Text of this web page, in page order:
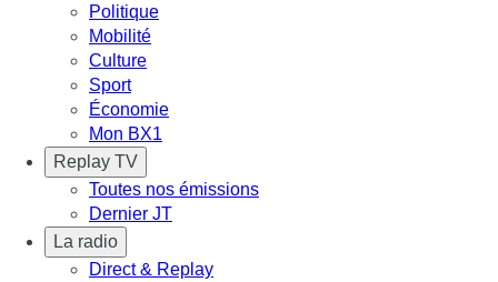
Politique
Mobilité
Culture
Sport
Économie
Mon BX1
Replay TV
Toutes nos émissions
Dernier JT
La radio
Direct & Replay